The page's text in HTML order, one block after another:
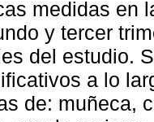
medidas en
y tercer
del estudio.
a lo
de: muñeca,